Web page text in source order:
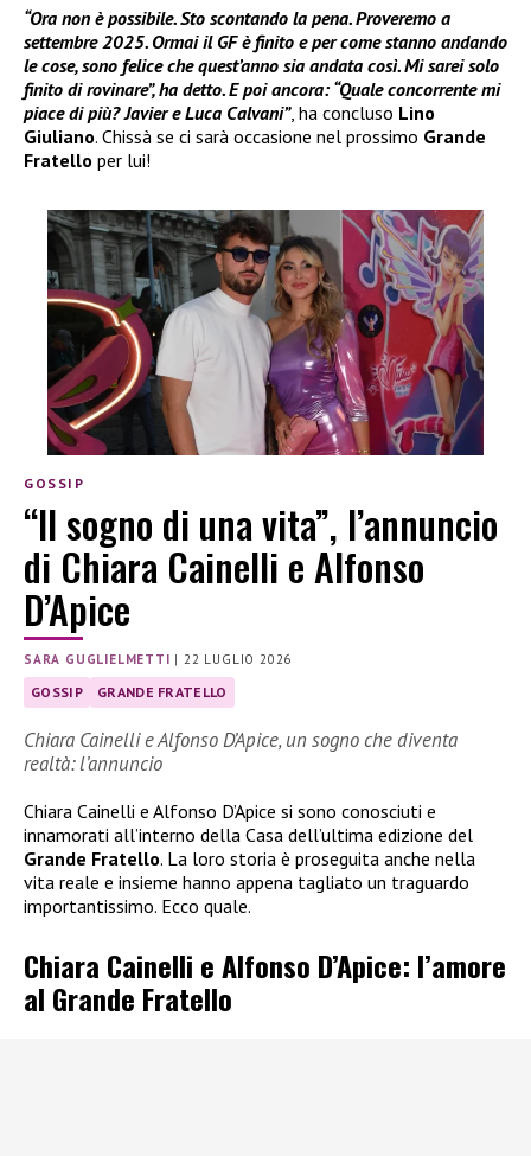
“Ora non è possibile. Sto scontando la pena. Proveremo a
settembre 2025. Ormai il GF è finito e per come stanno andando
le cose, sono felice che quest’anno sia andata così. Mi sarei solo
finito di rovinare”, ha detto. E poi ancora: “Quale concorrente mi
piace di più? Javier e Luca Calvani”, ha concluso Lino
Giuliano. Chissà se ci sarà occasione nel prossimo Grande
Fratello per lui!
GOSSIP
“Il sogno di una vita”, l’annuncio
di Chiara Cainelli e Alfonso
D’Apice
SARA GUGLIELMETTI |22 LUGLIO 2026
GOSSIP GRANDE FRATELLO
Chiara Cainelli e Alfonso D’Apice, un sogno che diventa
realtà: l’annuncio
Chiara Cainelli e Alfonso D’Apice si sono conosciuti e
innamorati all’interno della Casa dell’ultima edizione del
Grande Fratello. La loro storia è proseguita anche nella
vita reale e insieme hanno appena tagliato un traguardo
importantissimo. Ecco quale.
Chiara Cainelli e Alfonso D’Apice: l’amore
al Grande Fratello